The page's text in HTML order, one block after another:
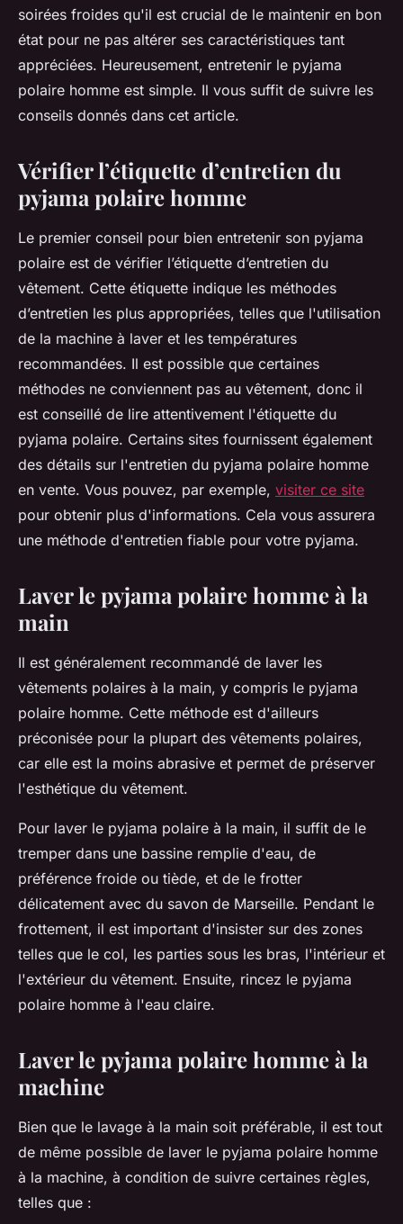
soirées froides qu'il est crucial de le maintenir en bon
état pour ne pas altérer ses caractéristiques tant
appréciées. Heureusement, entretenir le pyjama
polaire homme est simple. Il vous suffit de suivre les
conseils donnés dans cet article.
Vérifier l’étiquette d’entretien du
pyjama polaire homme
Le premier conseil pour bien entretenir son pyjama
polaire est de vérifier l’étiquette d’entretien du
vêtement. Cette étiquette indique les méthodes
d’entretien les plus appropriées, telles que l'utilisation
de la machine à laver et les températures
recommandées. Il est possible que certaines
méthodes ne conviennent pas au vêtement, donc il
est conseillé de lire attentivement l'étiquette du
pyjama polaire. Certains sites fournissent également
des détails sur l'entretien du pyjama polaire homme
en vente. Vous pouvez, par exemple, visiter ce site
pour obtenir plus d'informations. Cela vous assurera
une méthode d'entretien fiable pour votre pyjama.
Laver le pyjama polaire homme à la
main
Il est généralement recommandé de laver les
vêtements polaires à la main, y compris le pyjama
polaire homme. Cette méthode est d'ailleurs
préconisée pour la plupart des vêtements polaires,
car elle est la moins abrasive et permet de préserver
l'esthétique du vêtement.
Pour laver le pyjama polaire à la main, il suffit de le
tremper dans une bassine remplie d'eau, de
préférence froide ou tiède, et de le frotter
délicatement avec du savon de Marseille. Pendant le
frottement, il est important d'insister sur des zones
telles que le col, les parties sous les bras, l'intérieur et
l'extérieur du vêtement. Ensuite, rincez le pyjama
polaire homme à l'eau claire.
Laver le pyjama polaire homme à la
machine
Bien que le lavage à la main soit préférable, il est tout
de même possible de laver le pyjama polaire homme
à la machine, à condition de suivre certaines règles,
telles que :